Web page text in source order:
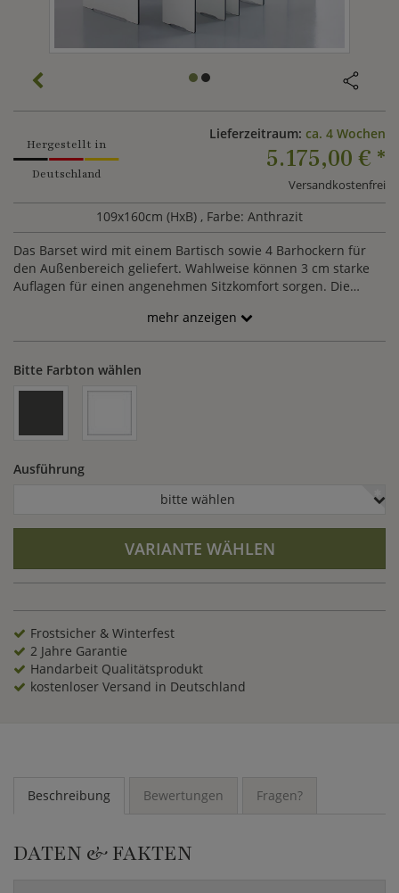
Hergestellt in
Deutschland
Lieferzeitraum: ca. 4 Wochen
5.175,00 € *
Versandkostenfrei
109x160cm (HxB) , Farbe: Anthrazit
Das Barset wird mit einem Bartisch sowie 4 Barhockern für
den Außenbereich geliefert. Wahlweise können 3 cm starke
Auflagen für einen angenehmen Sitzkomfort sorgen. Die
mehr anzeigen
Bitte Farbton wählen
Ausführung
bitte wählen
VARIANTE WÄHLEN
Frostsicher & Winterfest
2 Jahre Garantie
Handarbeit Qualitätsprodukt
kostenloser Versand in Deutschland
Beschreibung Bewertungen Fragen?
DATEN & FAKTEN